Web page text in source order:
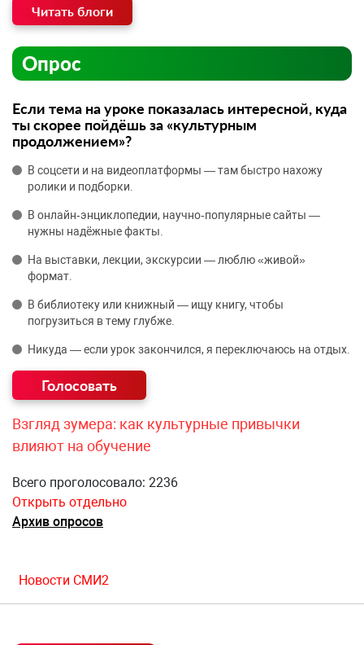
Читать блоги
Опрос
Если тема на уроке показалась интересной, куда
ты скорее пойдёшь за «культурным
продолжением»?
В соцсети и на видеоплатформы — там быстро нахожу
ролики и подборки.
В онлайн‑энциклопедии, научно‑популярные сайты —
нужны надёжные факты.
На выставки, лекции, экскурсии — люблю «живой»
формат.
В библиотеку или книжный — ищу книгу, чтобы
погрузиться в тему глубже.
Никуда — если урок закончился, я переключаюсь на отдых.
Взгляд зумера: как культурные привычки
влияют на обучение
Всего проголосовало: 2236
Открыть отдельно
Архив опросов
Новости СМИ2